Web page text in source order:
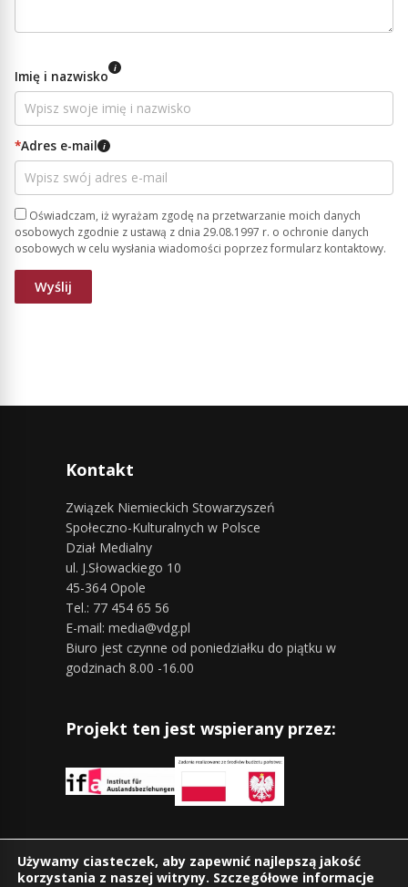
Imię i nazwisko i
*Adres e-mail i
Oświadczam, iż wyrażam zgodę na przetwarzanie moich danych
osobowych zgodnie z ustawą z dnia 29.08.1997 r. o ochronie danych
osobowych w celu wysłania wiadomości poprzez formularz kontaktowy.
Kontakt
Związek Niemieckich Stowarzyszeń
Społeczno-Kulturalnych w Polsce
Dział Medialny
ul. J.Słowackiego 10
45-364 Opole
Tel.: 77 454 65 56
E-mail: media@vdg.pl
Biuro jest czynne od poniedziałku do piątku w
godzinach 8.00 -16.00
Projekt ten jest wspierany przez:
Znajdziesz nas również na:
Używamy ciasteczek, aby zapewnić najlepszą jakość
korzystania z naszej witryny. Szczegółowe informacje